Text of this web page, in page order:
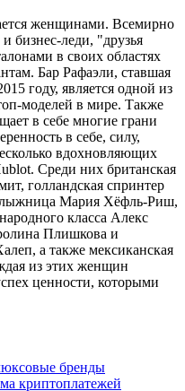
женщинами. Всемирно
бизнес-леди, "друзья
в своих областях
Бар Рафаэли, ставшая
году, является одной из
моделей в мире. Также
в себе многие грани
в себе, силу,
вдохновляющих
Среди них британская
голландская спринтер
Мария Хёфль-Риш,
класса Алекс
Плишкова и
а также мексиканская
из этих женщин
ценности, которыми